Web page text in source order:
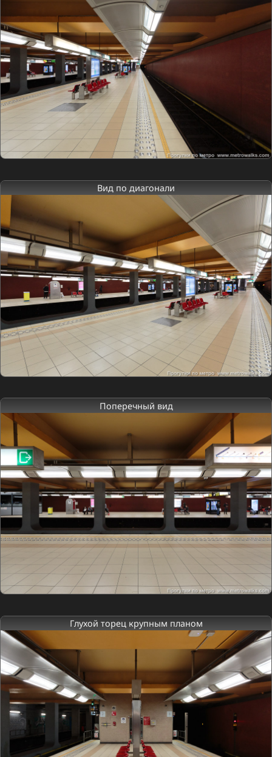
Вид по диагонали
Поперечный вид
Глухой торец крупным планом